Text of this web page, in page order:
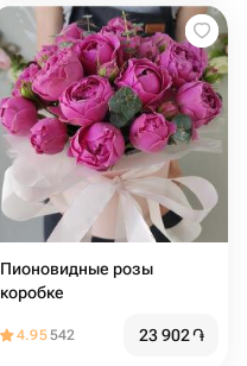
Пионовидные розы
коробке
4.95542 23 902֏